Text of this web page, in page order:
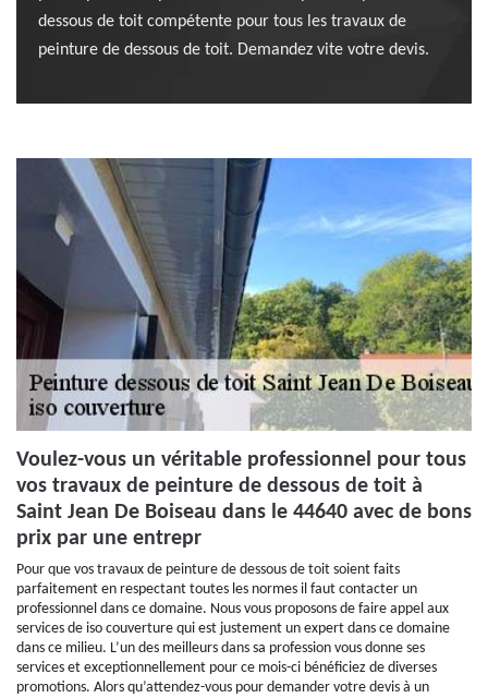
dessous de toit compétente pour tous les travaux de
peinture de dessous de toit. Demandez vite votre devis.
Voulez-vous un véritable professionnel pour tous
vos travaux de peinture de dessous de toit à
Saint Jean De Boiseau dans le 44640 avec de bons
prix par une entrepr
Pour que vos travaux de peinture de dessous de toit soient faits
parfaitement en respectant toutes les normes il faut contacter un
professionnel dans ce domaine. Nous vous proposons de faire appel aux
services de iso couverture qui est justement un expert dans ce domaine
dans ce milieu. L’un des meilleurs dans sa profession vous donne ses
services et exceptionnellement pour ce mois-ci bénéficiez de diverses
promotions. Alors qu’attendez-vous pour demander votre devis à un